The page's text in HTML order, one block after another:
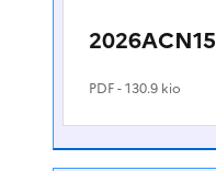
2026ACN15
PDF- 130.9 kio